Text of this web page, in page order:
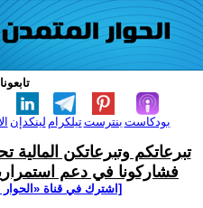
لينكدإن تيلكرامبنترست بودكاست
تبرعاتكم وتبرعاتكن المالية
فشاركونا في دعم
[اشترك في قناة